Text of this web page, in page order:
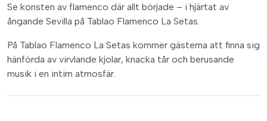
Se konsten av flamenco där allt började – i hjärtat av
ångande Sevilla på Tablao Flamenco La Setas.
På Tablao Flamenco La Setas kommer gästerna att finna sig
hänförda av virvlande kjolar, knacka tår och berusande
musik i en intim atmosfär.